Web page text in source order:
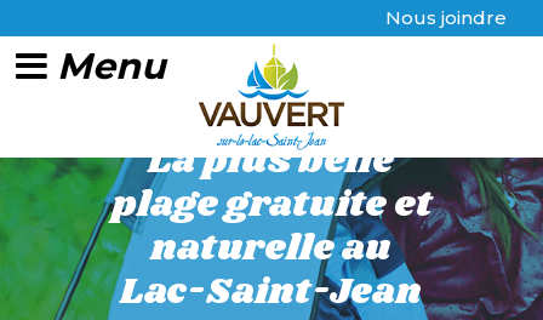
Nous joindre
La plus belle
plage gratuite et
naturelle au
Lac-Saint-Jean